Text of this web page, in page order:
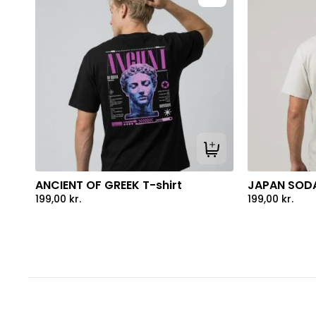
Tilføj til kurv
ANCIENT OF GREEK T-shirt
199,00 kr.
JAPAN
199,00 kr.